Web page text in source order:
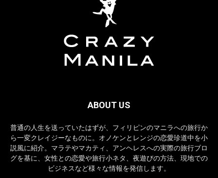
ABOUT US
普通の人生を送っていたはずが、フィリピンのマニラへの旅行か
ら一変クレイジーなものに。オノケンとレンジの恋愛珍道中を小
説風に紹介。マラテやマカティ、アンヘレスへの実際の旅行ブロ
グを基に、女性との恋愛や旅行小ネタ、夜遊びの方法、現地での
ビジネスなど様々な情報を発信します。